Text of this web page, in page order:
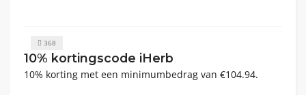
368
10% kortingscode iHerb
10% korting met een minimumbedrag van €104.94.